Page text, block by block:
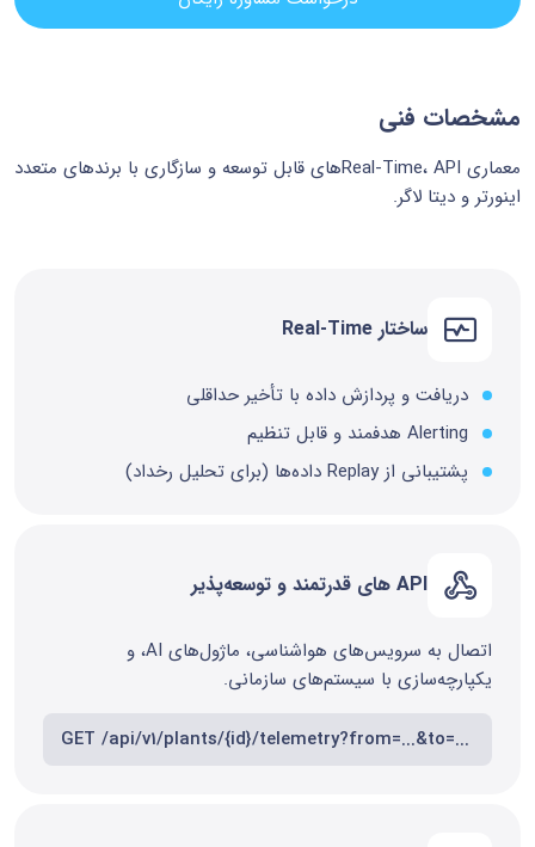
مشخصات فنی
معماری Real‑Time، APIهای قابل توسعه و سازگاری با برندهای متعدد
اینورتر و دیتا لاگر.
ساختار Real-Time
دریافت و پردازش داده با تأخیر حداقلی
Alerting هدفمند و قابل تنظیم
پشتیبانی از Replay داده‌ها (برای تحلیل رخداد)
API های قدرتمند و توسعه‌پذیر
اتصال به سرویس‌های هواشناسی، ماژول‌های AI، و
یکپارچه‌سازی با سیستم‌های سازمانی.
GET /api/v1/plants/{id}/telemetry?from=...&to=...